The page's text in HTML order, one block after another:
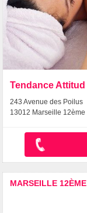
Tendance Attitud
243 Avenue des Poilus
13012 Marseille 12ème
MARSEILLE 12ÈME